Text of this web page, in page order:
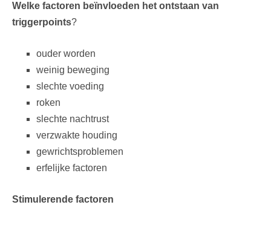
Welke factoren beïnvloeden het ontstaan van
triggerpoints?
ouder worden
weinig beweging
slechte voeding
roken
slechte nachtrust
verzwakte houding
gewrichtsproblemen
erfelijke factoren
Stimulerende factoren